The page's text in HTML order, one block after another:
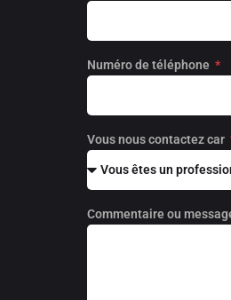
Numéro de téléphone
Vous nous contactez car
Commentaire ou